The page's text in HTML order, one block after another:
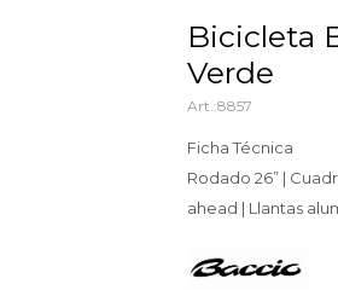
Bicicleta
Verde
8857
Ficha Técnica
Rodado 26” |
ahead | Llantas